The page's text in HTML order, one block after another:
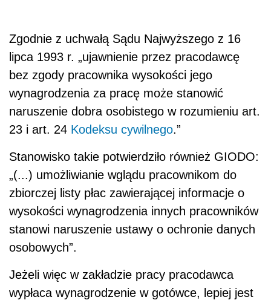
Zgodnie z uchwałą Sądu Najwyższego z 16
lipca 1993 r. „ujawnienie przez pracodawcę
bez zgody pracownika wysokości jego
wynagrodzenia za pracę może stanowić
naruszenie dobra osobistego w rozumieniu art.
23 i art. 24 Kodeksu cywilnego.”
Stanowisko takie potwierdziło również GIODO:
„(...) umożliwianie wglądu pracownikom do
zbiorczej listy płac zawierającej informacje o
wysokości wynagrodzenia innych pracowników
stanowi naruszenie ustawy o ochronie danych
osobowych”.
Jeżeli więc w zakładzie pracy pracodawca
wypłaca wynagrodzenie w gotówce, lepiej jest